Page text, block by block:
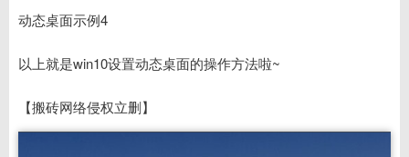
动态桌面示例4
以上就是win10设置动态桌面的操作方法啦~
【搬砖网络侵权立删】